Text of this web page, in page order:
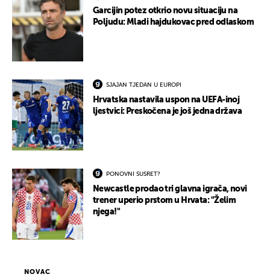
Garcijin potez otkrio novu situaciju na
Poljudu: Mladi hajdukovac pred odlaskom
SJAJAN TJEDAN U EUROPI
Hrvatska nastavila uspon na UEFA-inoj
ljestvici: Preskočena je još jedna država
PONOVNI SUSRET?
Newcastle prodao tri glavna igrača, novi
trener uperio prstom u Hrvata: "Želim
njega!"
NOVAC